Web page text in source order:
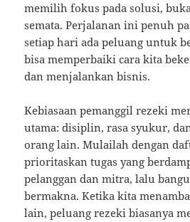
memilih fokus pada solusi,
semata. Perjalanan ini penuh
setiap hari ada peluang untuk
bisa memperbaiki cara kita
dan menjalankan bisnis.
Kebiasaan pemanggil rezeki
utama: disiplin, rasa syukur,
orang lain. Mulailah dengan
prioritaskan tugas yang
pelanggan dan mitra, lalu
bermakna. Ketika kita
lain, peluang rezeki biasanya